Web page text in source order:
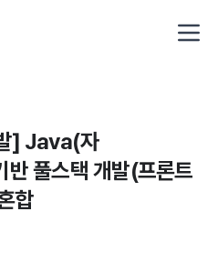
] Java(자
풀스택 개발(프론트
합